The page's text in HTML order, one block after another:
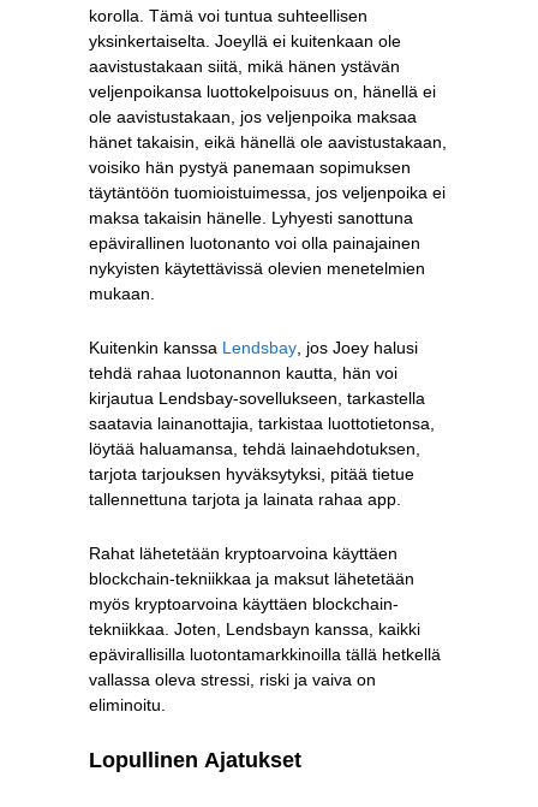
korolla. Tämä voi tuntua suhteellisen
yksinkertaiselta. Joeyllä ei kuitenkaan ole
aavistustakaan siitä, mikä hänen ystävän
veljenpoikansa luottokelpoisuus on, hänellä ei
ole aavistustakaan, jos veljenpoika maksaa
hänet takaisin, eikä hänellä ole aavistustakaan,
voisiko hän pystyä panemaan sopimuksen
täytäntöön tuomioistuimessa, jos veljenpoika ei
maksa takaisin hänelle. Lyhyesti sanottuna
epävirallinen luotonanto voi olla painajainen
nykyisten käytettävissä olevien menetelmien
mukaan.
Kuitenkin kanssa Lendsbay, jos Joey halusi
tehdä rahaa luotonannon kautta, hän voi
kirjautua Lendsbay-sovellukseen, tarkastella
saatavia lainanottajia, tarkistaa luottotietonsa,
löytää haluamansa, tehdä lainaehdotuksen,
tarjota tarjouksen hyväksytyksi, pitää tietue
tallennettuna tarjota ja lainata rahaa app.
Rahat lähetetään kryptoarvoina käyttäen
blockchain-tekniikkaa ja maksut lähetetään
myös kryptoarvoina käyttäen blockchain-
tekniikkaa. Joten, Lendsbayn kanssa, kaikki
epävirallisilla luotontamarkkinoilla tällä hetkellä
vallassa oleva stressi, riski ja vaiva on
eliminoitu.
Lopullinen Ajatukset